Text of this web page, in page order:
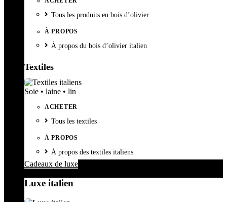
Tous les produits en bois d’olivier
À PROPOS
À propos du bois d’olivier italien
Textiles
Soie • laine • lin
ACHETER
Tous les textiles
À PROPOS
À propos des textiles italiens
Cadeaux de luxe
Luxe italien